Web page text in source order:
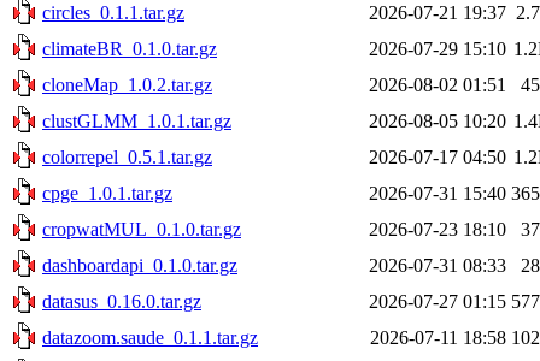
circles_0.1.1.tar.gz
2026-07-21 19:37
climateBR_0.1.0.tar.gz
2026-07-29 15:10
cloneMap_1.0.2.tar.gz
2026-08-02 01:51
clustGLMM_1.0.1.tar.gz
2026-08-05 10:20
colorrepel_0.5.1.tar.gz
2026-07-17 04:50
cpge_1.0.1.tar.gz
2026-07-31 15:40
cropwatMUL_0.1.0.tar.gz
2026-07-23 18:10
dashboardapi_0.1.0.tar.gz
2026-07-31 08:33
datasus_0.16.0.tar.gz
2026-07-27 01:15
datazoom.saude_0.1.1.tar.gz
2026-07-11 18:58